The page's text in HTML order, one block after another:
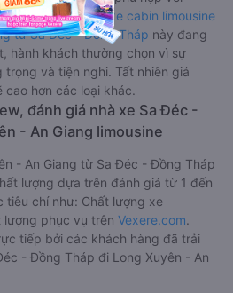
nhỏ nhắn. Dòngxe cabin limousine
từ Sa Đéc - Đồng Tháp này đang
hành khách thường chọn vì sự
trọng và tiện nghi. Tất nhiên giá
cao hơn các loại khác.
đánh giá nhà xe Sa Đéc -
- An Giang limousine
- An Giang từ Sa Đéc - Đồng Tháp
lượng dựa trên đánh giá từ 1 đến
tiêu chí như: Chất lượng xe
lượng phục vụ trên Vexere.com.
tiếp bởi các khách hàng đã trải
- Đồng Tháp đi Long Xuyên - An